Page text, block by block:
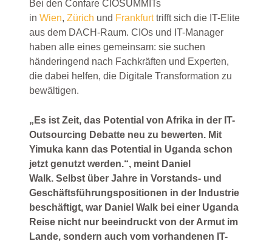
Bei den Confare CIOSUMMITs
in Wien, Zürich und Frankfurttrifft sich die IT-Elite
aus dem DACH-Raum. CIOs und IT-Manager
haben alle eines gemeinsam: sie suchen
händeringend nach Fachkräften und Experten,
die dabei helfen, die Digitale Transformation zu
bewältigen.
„Es ist Zeit, das Potential von Afrika in der IT-
Outsourcing Debatte neu zu bewerten. Mit
Yimuka kann das Potential in Uganda schon
jetzt genutzt werden.“, meint Daniel
Walk. Selbst über Jahre in Vorstands- und
Geschäftsführungspositionen in der Industrie
beschäftigt, war Daniel Walk bei einer Uganda
Reise nicht nur beeindruckt von der Armut im
Lande, sondern auch vom vorhandenen IT-